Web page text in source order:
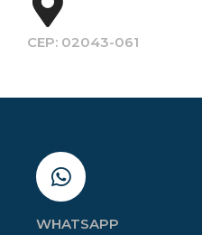
CEP: 02043-061
WHATSAPP